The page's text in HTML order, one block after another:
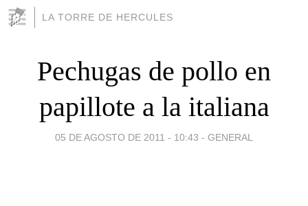
LA TORRE DE HERCULES
Pechugas de pollo en
papillote a la italiana
05 DE AGOSTO DE 2011 - 10:43 - GENERAL